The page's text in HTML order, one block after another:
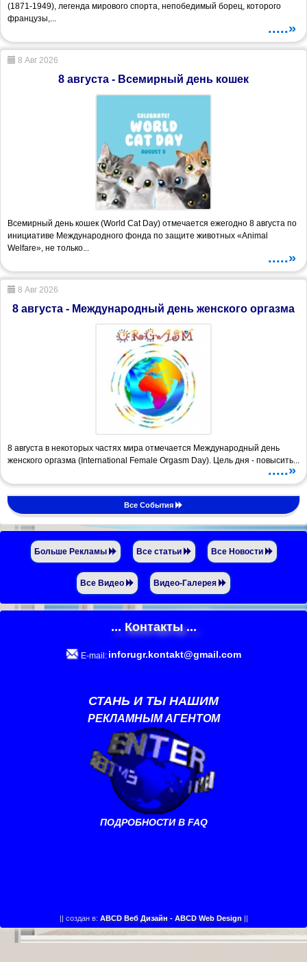
(1871-1949), легенда мирового спорта, непобедимый борец, которого
французы,...
.....»
8 Авг 2026
8 августа - Всемирный день кошек
Всемирный день кошек (World Cat Day) отмечается ежегодно 8 августа по
инициативе Международного фонда по защите животных «Animal
Welfare», не только...
.....»
8 Авг 2026
8 августа - Международный день женского оргазма
8 августа в некоторых частях мира отмечается Международный день
женского оргазма (International Female Orgasm Day). Цель дня - повысить...
.....»
Все События
Больше Рекламы Все статьи Все Новости
Все Видео Видео-Галерея
... Контакты ...
E-mail: inforugr.kontakt@gmail.com
СТАНЬ И ТЫ НАШИМ
РЕКЛАМНЫМ АГЕНТОМ
ПОДРОБНОСТИ В FAQ
|| создан в: ABCD Веб Дизайн - ABCD Web Design||